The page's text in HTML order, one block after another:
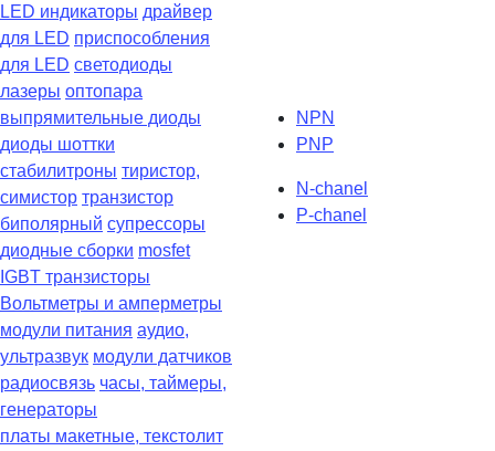
LED индикаторы драйвер
для LED приспособления
для LED светодиоды
лазеры оптопара
выпрямительные диоды
диоды шоттки
стабилитроны тиристор,
симистор транзистор
биполярный супрессоры
диодные сборки mosfet
IGBT транзисторы
NPN
PNP
N-chanel
P-chanel
Вольтметры и амперметры
модули питания аудио,
ультразвук модули датчиков
радиосвязь часы, таймеры,
генераторы
платы макетные, текстолит